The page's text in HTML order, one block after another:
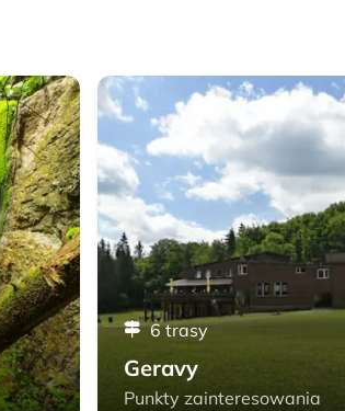
Geravy - Słowacki Raj
6 trasy
Geravy
Punkty zainteresowania